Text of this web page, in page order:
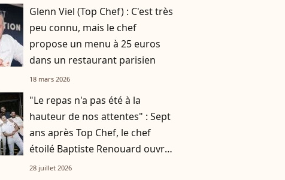
Glenn Viel (Top Chef) : C'est très
peu connu, mais le chef
propose un menu à 25 euros
dans un restaurant parisien
18 mars 2026
"Le repas n'a pas été à la
hauteur de nos attentes" : Sept
ans après Top Chef, le chef
étoilé Baptiste Renouard ouvre
un nouveau chapitre
28 juillet 2026